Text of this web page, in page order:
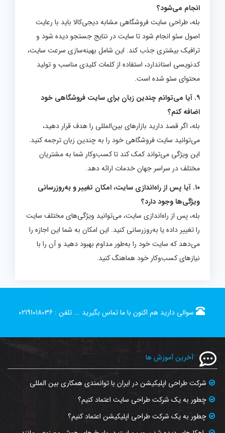
انجام می‌شود؟
بله، طراحی سایت فروشگاهی مشابه دیجی‌کالا باید با رعایت
اصول سئو انجام شود تا سایت در نتایج جستجو دیده شود و
ترافیک بیشتری جذب کند. این شامل بهینه‌سازی سرعت سایت،
کدنویسی استاندارد، استفاده از کلمات کلیدی مناسب و تولید
محتوای سئو شده است.
۹. آیا می‌توانم چندین زبان برای سایت فروشگاهی خود
اضافه کنم؟
بله، اگر قصد دارید بازارهای بین‌المللی را هدف قرار دهید،
می‌توانید سایت فروشگاهی خود را به چندین زبان ترجمه کنید.
این ویژگی می‌تواند کمک کند تا کسب‌وکار شما به مشتریان
مختلف در سراسر جهان خدمات ارائه دهد.
۱۰. آیا پس از راه‌اندازی سایت، امکان تغییر و به‌روزرسانی
ویژگی‌ها وجود دارد؟
بله، پس از راه‌اندازی سایت، می‌توانید ویژگی‌های مختلف سایت
را تغییر داده یا به‌روزرسانی کنید. این امکان به شما این اجازه را
می‌دهد که سایت خود را به‌طور مداوم بهبود دهید و آن را با
نیازهای کسب‌وکار خود هماهنگ کنید.
سوالی دارید هم اکنون با ما تماس بگیرید ... تلفن : 02191018036
آخرین آموزش ها
شرکت طراحی اپلیکیشن در ایران با توانمندی همکاری بین المللی
چطور به یک شرکت طراحی سایت اعتماد کنیم؟
چطور به یک شرکت طراحی اپلیکیشن اعتماد کنیم؟